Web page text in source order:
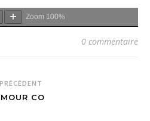
Zoom 100%
0 commentaire
PRÉCÉDENT
CO